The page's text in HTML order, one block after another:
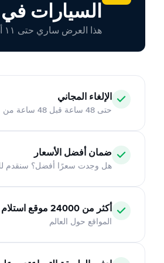
السيارات في
هذا العرض ساري حتى ١١ أغسطس ٢٠٢٦ - استفد منه اليوم!
الإلغاء المجاني
حتى 48 ساعة قبل 48 ساعة من موعد الاستلام المحدد
ضمان أفضل الأسعار
هل وجدت سعرًا أفضل؟ سنقدم
أكثر من 24000 موقع استلام 24000
المواقع حول العالم